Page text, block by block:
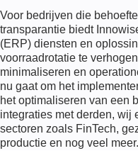
Voor bedrijven die
transparantie biedt
(ERP) diensten en
voorraadrotatie te
minimaliseren en
nu gaat om het
het optimaliseren van een
integraties met derden, wij
sectoren zoals FinTech,
productie en nog veel meer.